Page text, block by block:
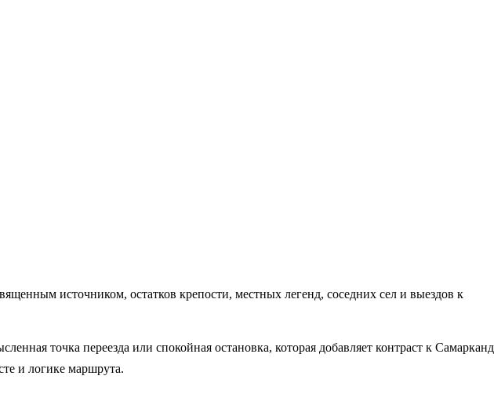
источником, остатков крепости, местных легенд, соседних сел и выездов к
точка переезда или спокойная остановка, которая добавляет контраст к
и логике маршрута.